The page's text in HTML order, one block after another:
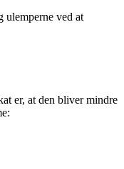
ulemperne ved at
er, at den bliver mindre